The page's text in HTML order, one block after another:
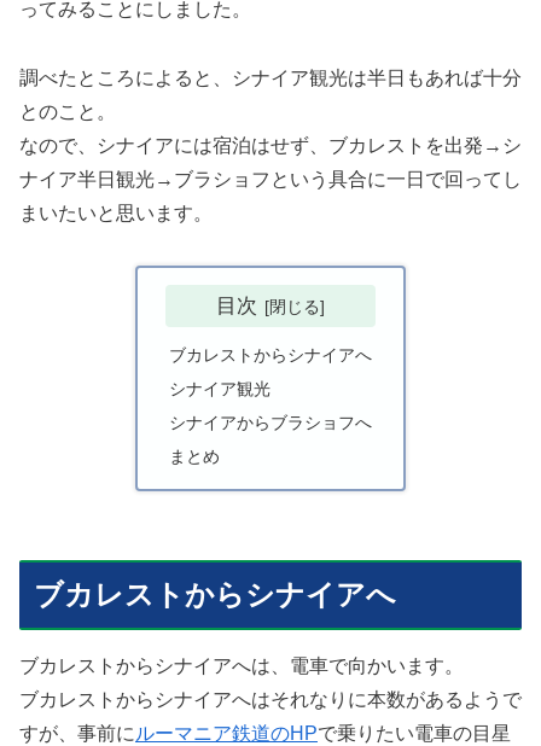
ってみることにしました。
調べたところによると、シナイア観光は半日もあれば十分
とのこと。
なので、シナイアには宿泊はせず、ブカレストを出発→シ
ナイア半日観光→ブラショフという具合に一日で回ってし
まいたいと思います。
目次
ブカレストからシナイアへ
シナイア観光
シナイアからブラショフへ
まとめ
ブカレストからシナイアへ
ブカレストからシナイアへは、電車で向かいます。
ブカレストからシナイアへはそれなりに本数があるようで
すが、事前に ルーマニア鉄道のHPで乗りたい電車の目星